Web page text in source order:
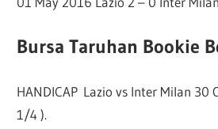
Bursa Taruhan Bookie
HANDICAP Lazio vs Inter Milan 30
1/4 ).